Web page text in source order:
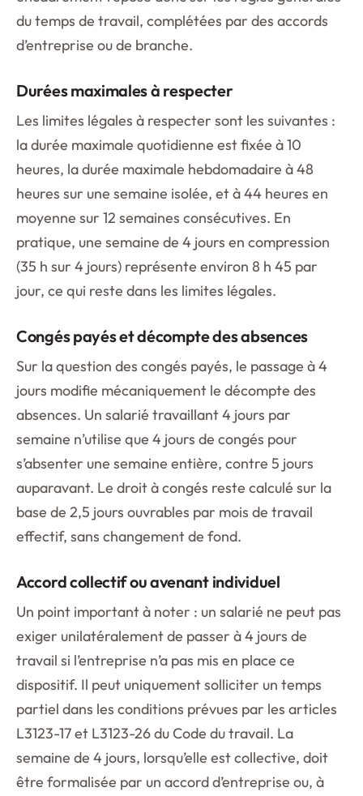
du temps de travail, complétées par des accords
d’entreprise ou de branche.
Durées maximales à respecter
Les limites légales à respecter sont les suivantes :
la durée maximale quotidienne est fixée à 10
heures, la durée maximale hebdomadaire à 48
heures sur une semaine isolée, et à 44 heures en
moyenne sur 12 semaines consécutives. En
pratique, une semaine de 4 jours en compression
(35 h sur 4 jours) représente environ 8 h 45 par
jour, ce qui reste dans les limites légales.
Congés payés et décompte des absences
Sur la question des congés payés, le passage à 4
jours modifie mécaniquement le décompte des
absences. Un salarié travaillant 4 jours par
semaine n’utilise que 4 jours de congés pour
s’absenter une semaine entière, contre 5 jours
auparavant. Le droit à congés reste calculé sur la
base de 2,5 jours ouvrables par mois de travail
effectif, sans changement de fond.
Accord collectif ou avenant individuel
Un point important à noter : un salarié ne peut pas
exiger unilatéralement de passer à 4 jours de
travail si l’entreprise n’a pas mis en place ce
dispositif. Il peut uniquement solliciter un temps
partiel dans les conditions prévues par les articles
L3123-17 et L3123-26 du Code du travail. La
semaine de 4 jours, lorsqu’elle est collective, doit
être formalisée par un accord d’entreprise ou, à